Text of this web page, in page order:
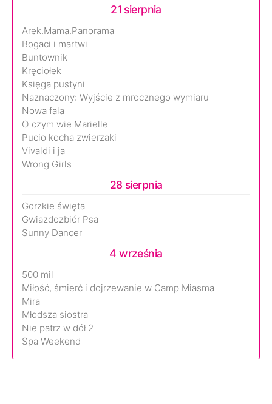
21 sierpnia
Arek.Mama.Panorama
Bogaci i martwi
Buntownik
Kręciołek
Księga pustyni
Naznaczony: Wyjście z mrocznego wymiaru
Nowa fala
O czym wie Marielle
Pucio kocha zwierzaki
Vivaldi i ja
Wrong Girls
28 sierpnia
Gorzkie święta
Gwiazdozbiór Psa
Sunny Dancer
4 września
500 mil
Miłość, śmierć i dojrzewanie w Camp Miasma
Mira
Młodsza siostra
Nie patrz w dół 2
Spa Weekend